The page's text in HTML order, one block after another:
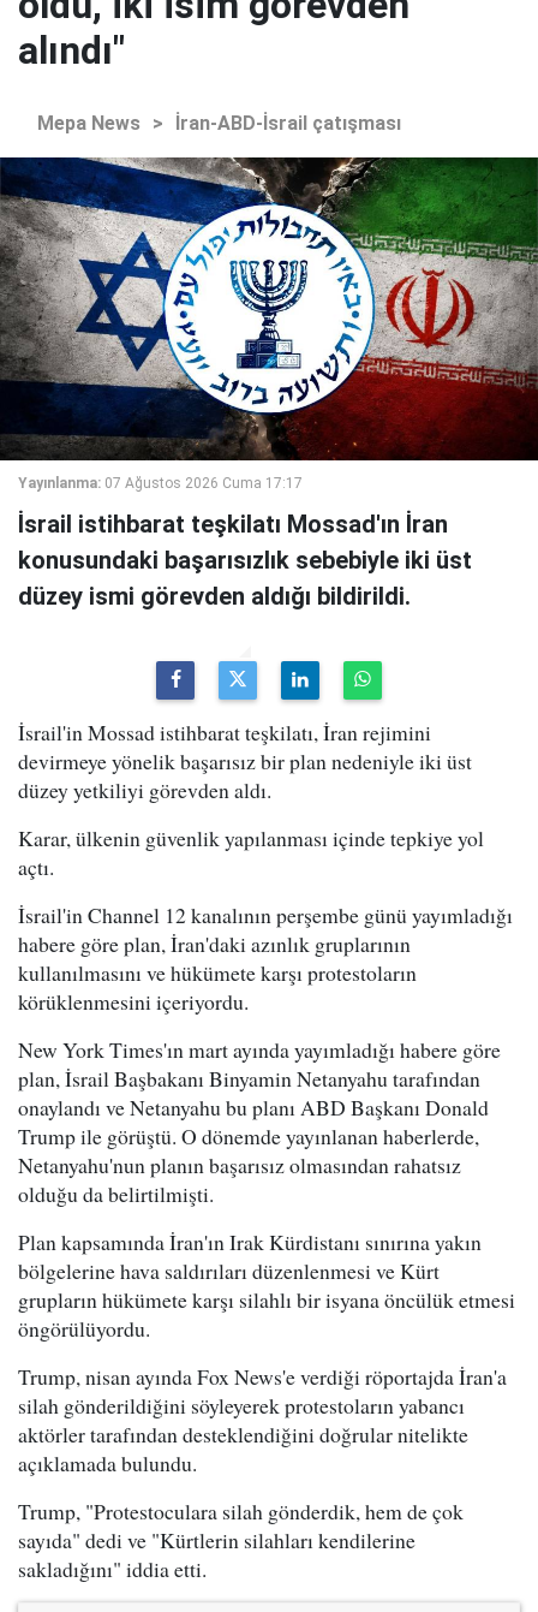
alındı"
Mepa News > İran-ABD-İsrail çatışması
Yayınlanma: 07 Ağustos 2026 Cuma 17:17
İsrail istihbarat teşkilatı Mossad'ın İran
konusundaki başarısızlık sebebiyle iki üst
düzey ismi görevden aldığı bildirildi.
İsrail'in Mossad istihbarat teşkilatı, İran rejimini
devirmeye yönelik başarısız bir plan nedeniyle iki üst
düzey yetkiliyi görevden aldı.
Karar, ülkenin güvenlik yapılanması içinde tepkiye yol
açtı.
İsrail'in Channel 12 kanalının perşembe günü yayımladığı
habere göre plan, İran'daki azınlık gruplarının
kullanılmasını ve hükümete karşı protestoların
körüklenmesini içeriyordu.
New York Times'ın mart ayında yayımladığı habere göre
plan, İsrail Başbakanı Binyamin Netanyahu tarafından
onaylandı ve Netanyahu bu planı ABD Başkanı Donald
Trump ile görüştü. O dönemde yayınlanan haberlerde,
Netanyahu'nun planın başarısız olmasından rahatsız
olduğu da belirtilmişti.
Plan kapsamında İran'ın Irak Kürdistanı sınırına yakın
bölgelerine hava saldırıları düzenlenmesi ve Kürt
grupların hükümete karşı silahlı bir isyana öncülük etmesi
öngörülüyordu.
Trump, nisan ayında Fox News'e verdiği röportajda İran'a
silah gönderildiğini söyleyerek protestoların yabancı
aktörler tarafından desteklendiğini doğrular nitelikte
açıklamada bulundu.
Trump, "Protestoculara silah gönderdik, hem de çok
sayıda" dedi ve "Kürtlerin silahları kendilerine
sakladığını" iddia etti.